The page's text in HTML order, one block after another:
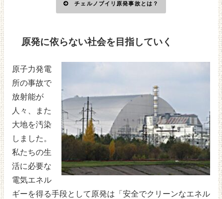
チェルノブイリ原発事故とは？
原発に依らない社会を目指していく
原子力発電
所の事故で
放射能が
人々、また
大地を汚染
しました。
私たちの生
活に必要な
電気エネル
ギーを得る手段として原発は「安全でクリーンなエネル